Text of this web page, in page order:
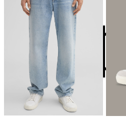
nicht Trommeltrocknen
contact@strellson.com
Sonnenwiesenstrasse 21
8280 Kreuzlingen
Schweiz